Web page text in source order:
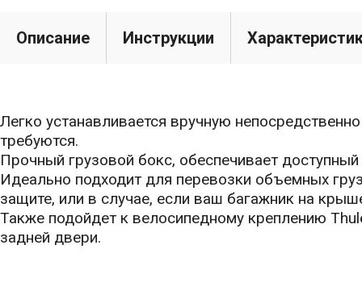
Описание Инструкции
Легко устанавливается вручную
требуются.
Прочный грузовой бокс, обеспечивает
Идеально подходит для перевозки объемных
защите, или в случае, если ваш багажник на
Также подойдет к велосипедному креплению
задней двери.